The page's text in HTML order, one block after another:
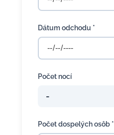
Dátum odchodu *
Počet nocí
-
Počet dospelých osôb *